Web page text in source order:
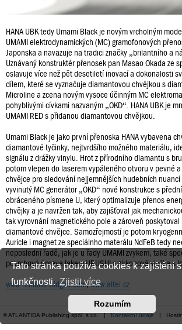
Tato stránka používá cookies k zajištění
funkčnosti.Zjistit více
Rozumím
HANA UBK tedy Umami Black je novým vrcholným
UMAMI elektrodynamických (MC) gramofonových
Japonska a navazuje na tradici značky „brilantního a
Uznávaný konstruktér přenosek pan Masao Okada ze
oslavuje více než pět desetiletí inovací a dokonalosti
dílem, které se vyznačuje diamantovou chvějkou s
Microline a zcena novým vysoce účinným MC
pohyblivými cívkami nazvaným „OKD“. HANA UBK je
UMAMI RED s přidanou diamantovou chvějkou.
Umami Black je jako první přenoska HANA vybavena
diamantové tyčinky, nejtvrdšího možného materiálu,
signálu z drážky vinylu. Hrot z přírodního diamantu s
potom vlepen do laserem vypáleného otvoru v pevné
chvějce pro sledování nejjemnějších hudebních nuancí
vyvinutý MC generátor „OKD“ nové konstrukce s
obráceného písmene U, který optimalizuje přenos
chvějky a je navržen tak, aby zajišťoval jak
tak vyrovnání magnetického pole a zároveň
diamantové chvějce. Samozřejmostí je potom
Auricle i magnet ze speciálnho materálu NdFeB tedy
neposlední řadě, jak je u řady UMAMI zvykem, také
povrchová úprava lakem URUSHI a zirkonová vložka s
www.hanacartridges.com,www.altei.cz
© ATLANTIDA Publishing spol. s r.o. |Kontaktní údaje|